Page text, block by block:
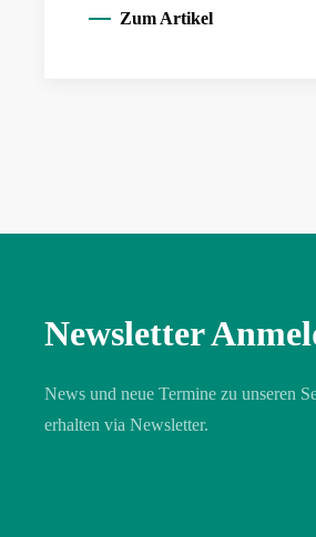
Zum Artikel
Newsletter
News und neue Termine zu unseren
erhalten via Newsletter.